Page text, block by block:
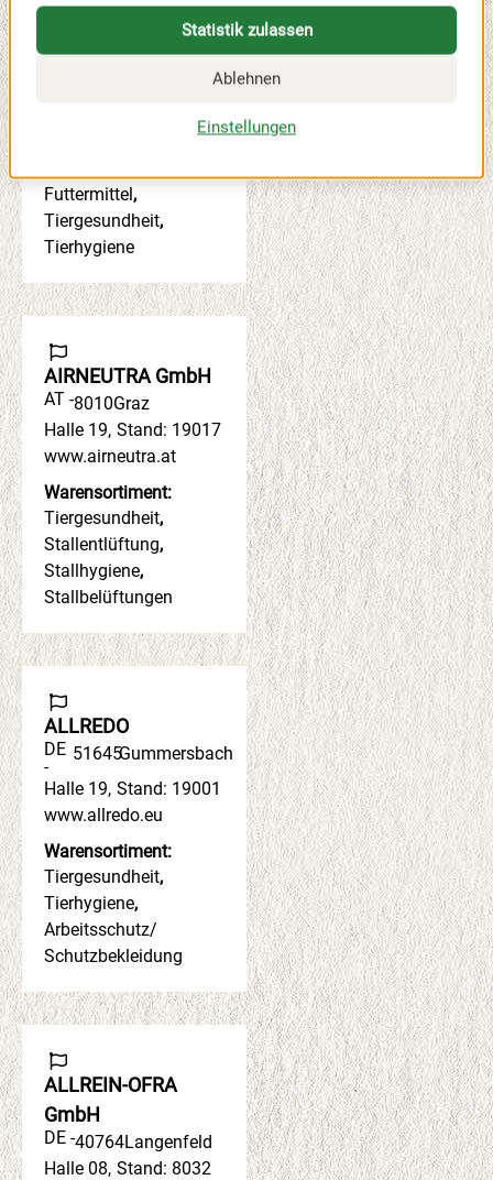
DE -81379München
Stand: 19122
Futtermittel,
Tiergesundheit,
Tierhygiene
AIRNEUTRA GmbH
AT -8010Graz
Halle 19, Stand: 19017
www.airneutra.at
Warensortiment:
Tiergesundheit,
Stallentlüftung,
Stallhygiene,
Stallbelüftungen
ALLREDO
DE
-
51645Gummersbach
Halle 19, Stand: 19001
www.allredo.eu
Warensortiment:
Tiergesundheit,
Tierhygiene,
Arbeitsschutz/
Schutzbekleidung
ALLREIN-OFRA
GmbH
DE -40764Langenfeld
Halle 08, Stand: 8032
Statistik zulassen
Ablehnen
Einstellungen